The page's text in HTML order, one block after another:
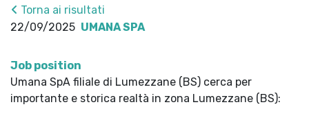
Torna ai risultati
22/09/2025 UMANA SPA
Job position
Umana SpA filiale di Lumezzane (BS) cerca per
importante e storica realtà in zona Lumezzane (BS):